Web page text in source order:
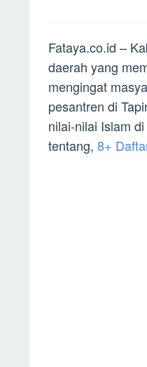
Fataya.co.id –
daerah yang
mengingat
pesantren di
nilai-nilai Islam
tentang, 8+